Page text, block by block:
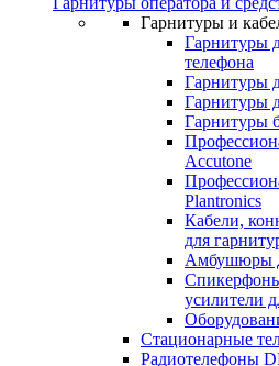
Гарнитуры и
Гарнитуры
телефона
Гарнитуры
Гарнитуры
Гарнитуры
Accutone
Plantronics
Кабели,
для
Амбушюры
усилители
Стационарные
Радиотелефоны